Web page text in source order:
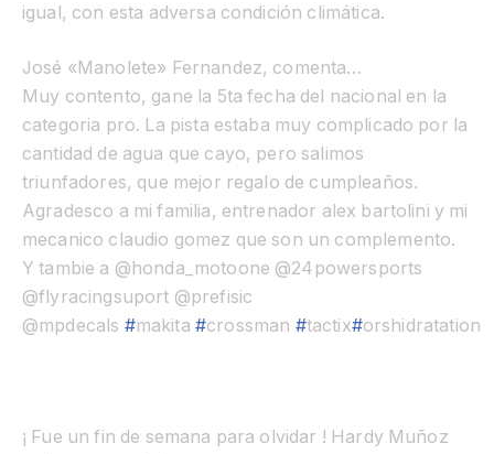
igual, con esta adversa condición climática.
José «Manolete» Fernandez, comenta…
Muy contento, gane la 5ta fecha del nacional en la
categoria pro. La pista estaba muy complicado por la
cantidad de agua que cayo, pero salimos
triunfadores, que mejor regalo de cumpleaños.
Agradesco a mi familia, entrenador alex bartolini y mi
mecanico claudio gomez que son un complemento.
Y tambie a @honda_motoone @24powersports
@flyracingsuport @prefisic
@mpdecals #makita #crossman #tactix#orshidratation
¡ Fue un fin de semana para olvidar ! Hardy Muñoz